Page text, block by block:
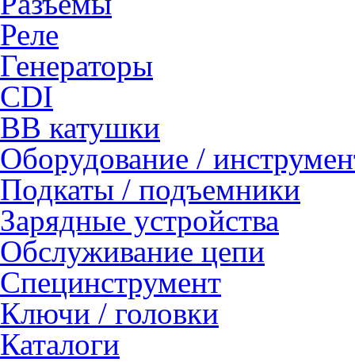
Реле
Генераторы
CDI
ВВ катушки
Оборудование /
Подкаты / подъемники
Зарядные устройства
Обслуживание цепи
Специнструмент
Ключи / головки
Каталоги